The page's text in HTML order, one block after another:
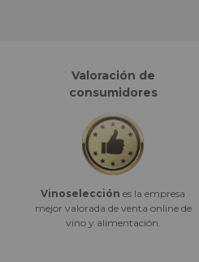
Valoración de
consumidores
Vinoselección es la empresa
mejor valorada de venta online de
vino y alimentación.